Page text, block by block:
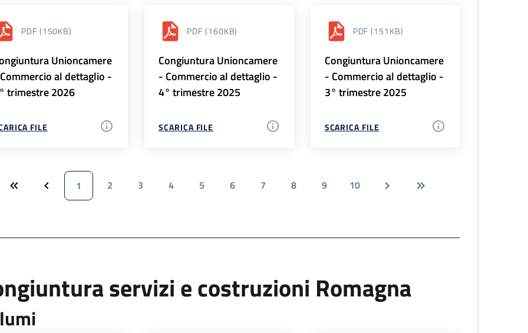
PDF (150KB)
Unioncamere
al dettaglio -
trimestre 2026
FILE
PDF (160KB)
Congiuntura Unioncamere
- Commercio al dettaglio -
4° trimestre 2025
SCARICA FILE
PDF (151KB)
Congiuntura Unioncamere
- Commercio al dettaglio -
3° trimestre 2025
SCARICA FILE
1 2 3 4 5 6 7 8 9 10
servizi e costruzioni Romagna